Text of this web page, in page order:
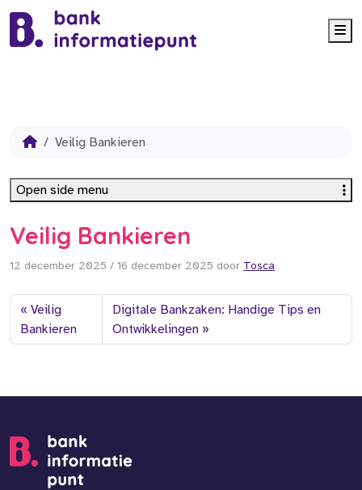
Veilig Bankieren
Veilig Bankieren
12 december 2025 / 16 december 2025 door Tosca
Veilig
Bankieren
Digitale Bankzaken: Handige Tips en
Ontwikkelingen
Open side menu